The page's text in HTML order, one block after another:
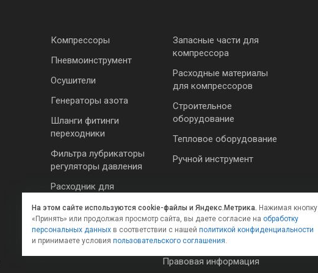
Компрессоры
Пневмоинструмент
Осушители
Генераторы азота
Шланги фитинги
переходники
Фильтра лубрикаторы
регуляторы давления
Расходник для
Запасные части для
компрессора
Расходные материалы
для компрессоров
Строительное
оборудование
Тепловое оборудование
Ручной инструмент
Правовая информация
На этом сайте используются cookie-файлы и Яндекс.Метрика. Нажимая кнопку
«Принять» или продолжая просмотр сайта, вы даете согласие на обработку
персональных данных в соответствии с нашей политикой конфиденциальности
и принимаете условия пользовательского соглашения.